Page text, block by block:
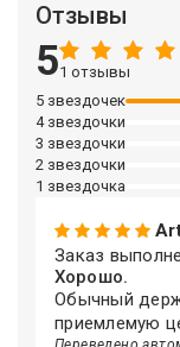
Описание искусственного интеллектаОтзывы
51 отзывы
5 звездочек
4 звездочки
3 звездочки
2 звездочки
1 звездочка
Заказ
Хорошо.
Обычный
приемлемую